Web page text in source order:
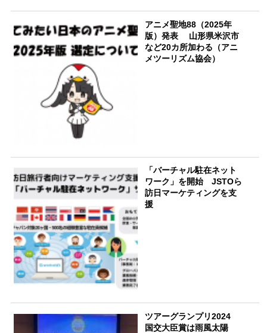
アニメ聖地88（2025年
版）発表 山形県米沢市
など20カ所加わる（アニ
メツーリズム協会）
「バーチャル駐在ネット
ワーク」を開始 JSTOら
訪日マーケティングを支
援
ツアーグランプリ2024
国交大臣賞は雨風太陽